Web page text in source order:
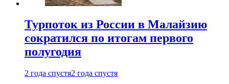
Турпоток из России в Малайзию
сократился по итогам первого
полугодия
2 года спустя2 года спустя